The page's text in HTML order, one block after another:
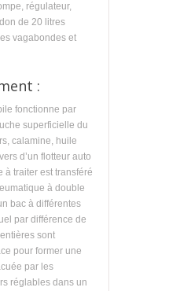
régulateur,
de 20 litres
vagabondes et
:
fonctionne par
superficielle du
calamine, huile
d’un flotteur auto
à traiter est transféré
à double
bac à différentes
par différence de
sont
pour former une
par les
réglables dans un